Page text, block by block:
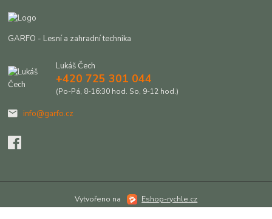
GARFO - Lesní a zahradní technika
Lukáš Čech
+420 725 301 044
(Po-Pá, 8-16:30 hod. So, 9-12 hod.)
info@garfo.cz
Vytvořeno na Eshop-rychle.cz